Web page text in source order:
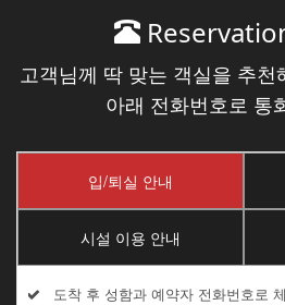
고객님께 딱 맞는 객실을 추천
아래 전화번호로 통
입/퇴실 안내
시설 이용 안내
도착 후 성함과 예약자 전화번호로